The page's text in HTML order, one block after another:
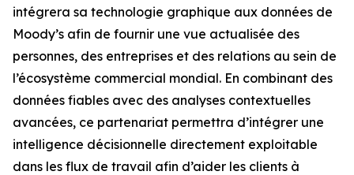
intégrera sa technologie graphique aux données de
Moody’s afin de fournir une vue actualisée des
personnes, des entreprises et des relations au sein de
l’écosystème commercial mondial. En combinant des
données fiables avec des analyses contextuelles
avancées, ce partenariat permettra d’intégrer une
intelligence décisionnelle directement exploitable
dans les flux de travail afin d’aider les clients à